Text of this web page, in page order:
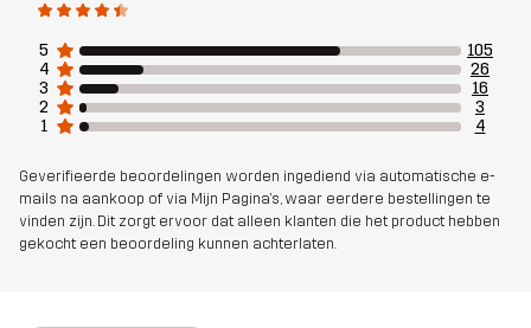
Duurzaamheid
lees hier
Ontworpen
voor
Artikelnummer 11230_2013
5
105
4
26
3
16
2
3
1
4
Geverifieerde beoordelingen worden ingediend via automatische e-
mails na aankoop of via Mijn Pagina's, waar eerdere bestellingen te
vinden zijn. Dit zorgt ervoor dat alleen klanten die het product hebben
gekocht een beoordeling kunnen achterlaten.